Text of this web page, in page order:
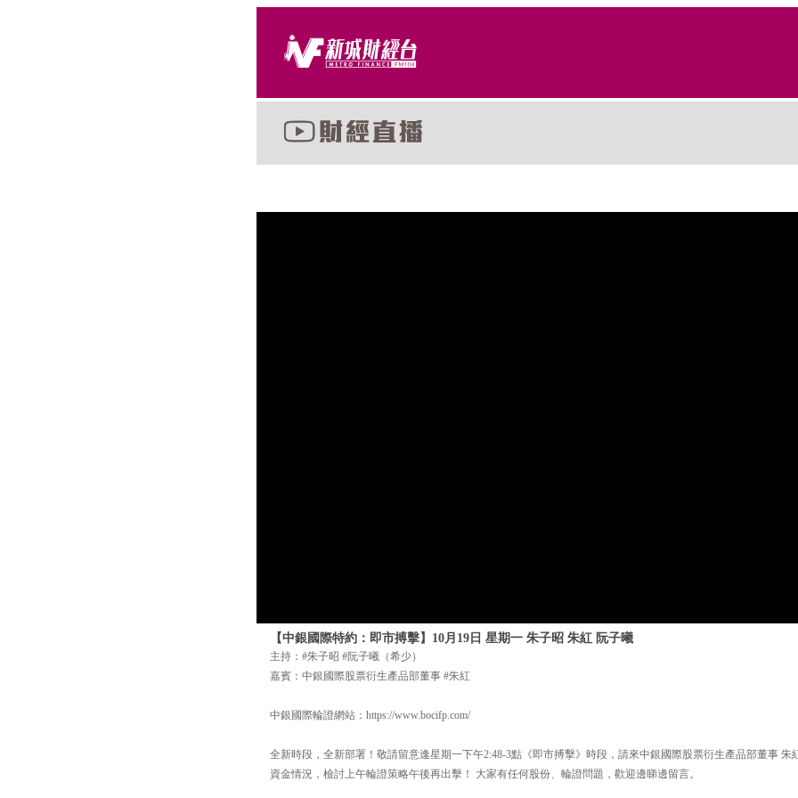
【中銀國際特約：即市搏擊】10月19日 星期一 朱子昭 朱紅 阮子曦
主持：#朱子昭 #阮子曦（希少）
嘉賓：中銀國際股票衍生產品部董事 #朱紅
中銀國際輪證網站：https://www.bocifp.com/
全新時段，全新部署！敬請留意逢星期一下午2:48-3點《即市搏擊》時段，請來中銀國際股票衍生產品部董事 朱
資金情況，檢討上午輪證策略午後再出擊！ 大家有任何股份、輪證問題，歡迎邊睇邊留言。